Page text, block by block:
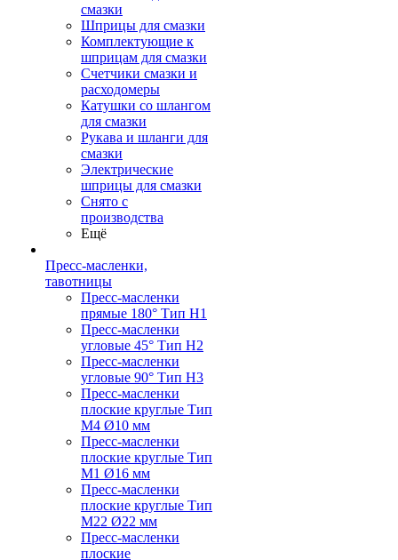
смазки
Шприцы для смазки
Комплектующие к
шприцам для смазки
Счетчики смазки и
расходомеры
Катушки со шлангом
для смазки
Рукава и шланги для
смазки
Электрические
шприцы для смазки
Снято с
производства
Ещё
Пресс-масленки,
тавотницы
Пресс-масленки
прямые 180° Тип H1
Пресс-масленки
угловые 45° Тип H2
Пресс-масленки
угловые 90° Тип H3
Пресс-масленки
плоские круглые Тип
M4 Ø10 мм
Пресс-масленки
плоские круглые Тип
M1 Ø16 мм
Пресс-масленки
плоские круглые Тип
M22 Ø22 мм
Пресс-масленки
плоские